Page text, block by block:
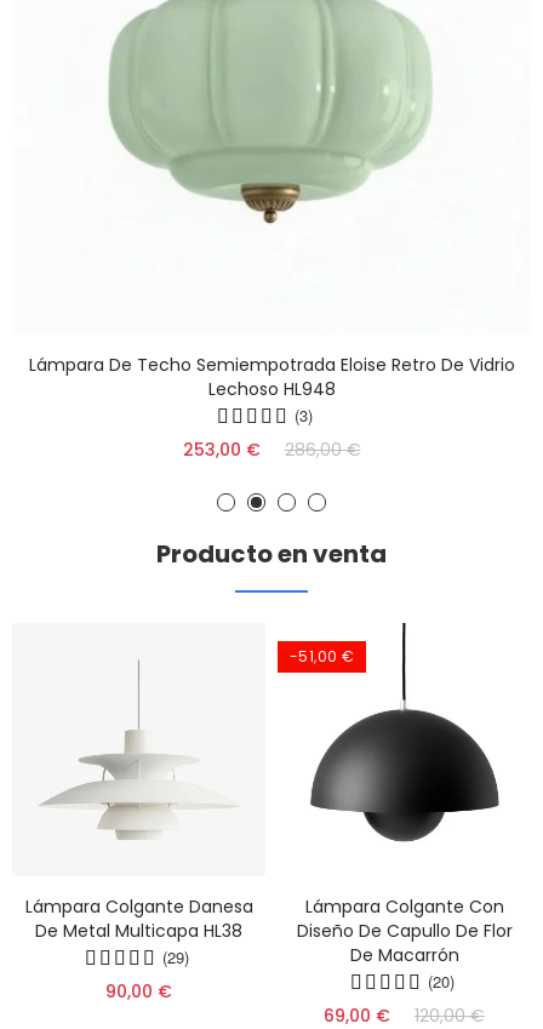
Lámpara De Techo Semiempotrada Eloise Retro De Vidrio
Lechoso HL948
(3)
253,00 € 286,00 €
Producto en venta
Lámpara Colgante Danesa
De Metal Multicapa HL38
(29)
90,00 €
-51,00 €
Lámpara Colgante Con
Diseño De Capullo De Flor
De Macarrón
(20)
69,00 € 120,00 €